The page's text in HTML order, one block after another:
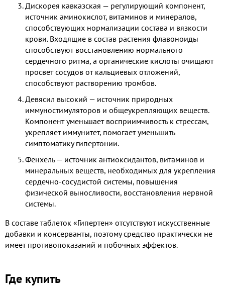
Дискорея кавказская — регулирующий компонент,
источник аминокислот, витаминов и минералов,
способствующих нормализации состава и вязкости
крови. Входящие в состав растения флавоноиды
способствуют восстановлению нормального
сердечного ритма, а органические кислоты очищают
просвет сосудов от кальциевых отложений,
способствуют растворению тромбов.
Девясил высокий — источник природных
иммуностимуляторов и общеукрепляющих веществ.
Компонент уменьшает восприимчивость к стрессам,
укрепляет иммунитет, помогает уменьшить
симптоматику гипертонии.
Фенхель — источник антиоксидантов, витаминов и
минеральных веществ, необходимых для укрепления
сердечно-сосудистой системы, повышения
физической выносливости, восстановления нервной
системы.
В составе таблеток «Гипертен» отсутствуют искусственные
добавки и консерванты, поэтому средство практически не
имеет противопоказаний и побочных эффектов.
Где купить